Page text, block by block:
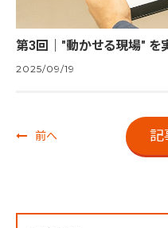
第3回｜"動かせる現場" を
2025/09/19
前へ 記